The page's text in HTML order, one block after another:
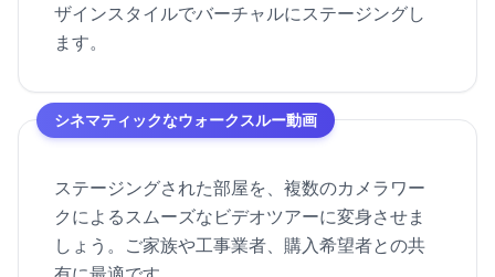
ザインスタイルでバーチャルにステージングし
ます。
シネマティックなウォークスルー動画
ステージングされた部屋を、複数のカメラワー
クによるスムーズなビデオツアーに変身させま
しょう。ご家族や工事業者、購入希望者との共